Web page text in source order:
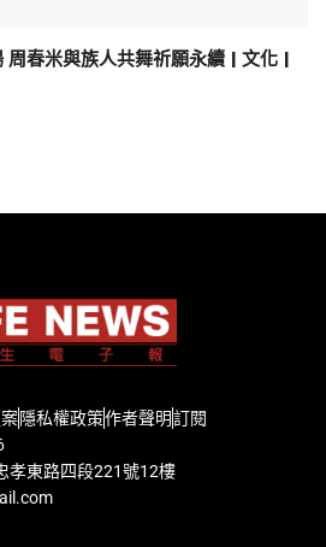
周春米與族人共舞祈願永續 | 文化 |
隱私權政策作者聲明訂閱
孝東路四段221號12樓